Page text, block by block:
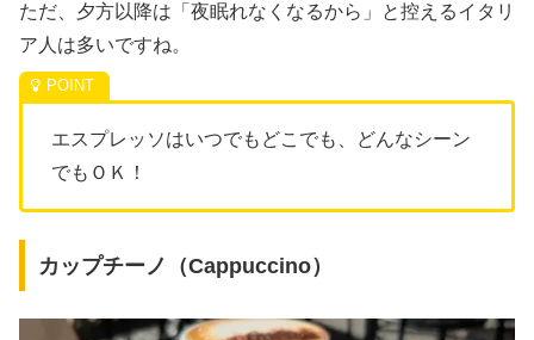
ただ、夕方以降は「夜眠れなくなるから」と控えるイタリ
ア人は多いですね。
エスプレッソはいつでもどこでも、どんなシーン
でもＯＫ！
カップチーノ（Cappuccino）